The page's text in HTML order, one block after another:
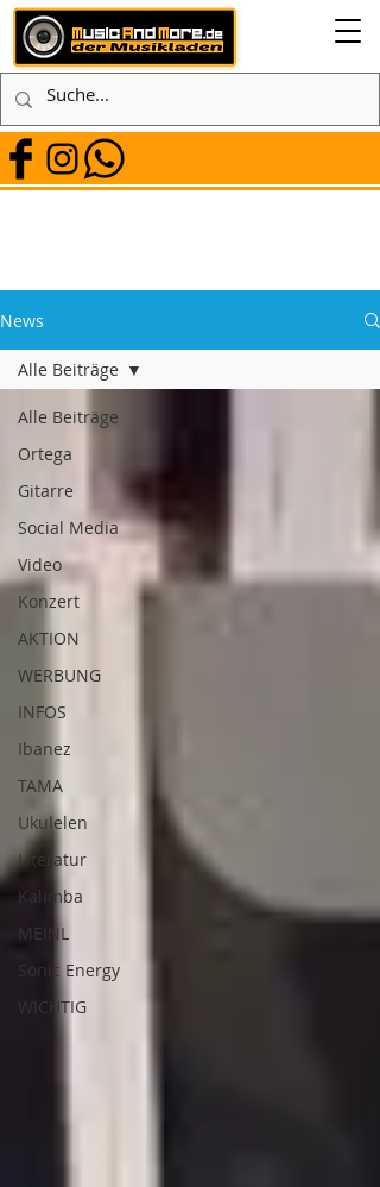
News
Alle Beiträge
Ortega
Gitarre
Social Media
Video
Konzert
AKTION
WERBUNG
INFOS
Ibanez
TAMA
Ukulelen
Literatur
Kalimba
MEINL
Sonic Energy
WICHTIG
Alle Beiträge